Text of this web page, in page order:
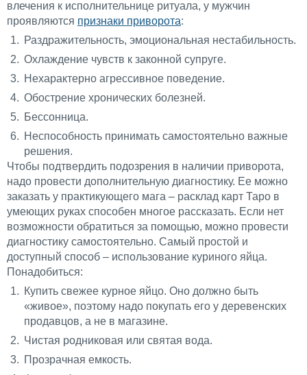
влечения к исполнительнице ритуала, у мужчин
проявляются признаки приворота:
Раздражительность, эмоциональная нестабильность.
Охлаждение чувств к законной супруге.
Нехарактерно агрессивное поведение.
Обострение хронических болезней.
Бессонница.
Неспособность принимать самостоятельно важные
решения.
Чтобы подтвердить подозрения в наличии приворота,
надо провести дополнительную диагностику. Ее можно
заказать у практикующего мага – расклад карт Таро в
умеющих руках способен многое рассказать. Если нет
возможности обратиться за помощью, можно провести
диагностику самостоятельно. Самый простой и
доступный способ – использование куриного яйца.
Понадобиться:
Купить свежее курное яйцо. Оно должно быть
«живое», поэтому надо покупать его у деревенских
продавцов, а не в магазине.
Чистая родниковая или святая вода.
Прозрачная емкость.